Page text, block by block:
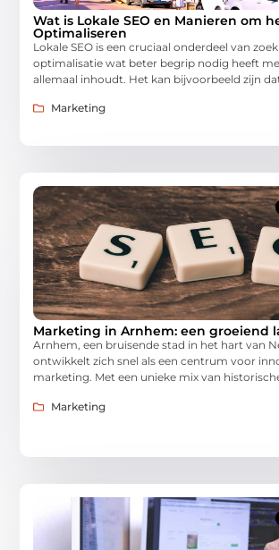
Wat is Lokale SEO en Manieren om
Optimaliseren
Lokale SEO is een cruciaal onderdeel van
optimalisatie wat beter begrip nodig heeft
allemaal inhoudt. Het kan bijvoorbeeld zijn
Marketing
Marketing in Arnhem: een groeiend
Arnhem, een bruisende stad in het hart van
ontwikkelt zich snel als een centrum voor
marketing. Met een unieke mix van
Marketing